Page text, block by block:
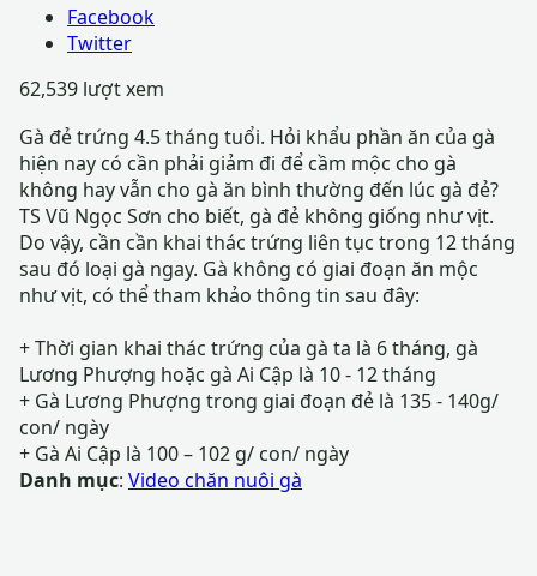
Facebook
Twitter
62,539 lượt xem
Gà đẻ trứng 4.5 tháng tuổi. Hỏi khẩu phần ăn của gà
hiện nay có cần phải giảm đi để cầm mộc cho gà
không hay vẫn cho gà ăn bình thường đến lúc gà đẻ?
TS Vũ Ngọc Sơn cho biết, gà đẻ không giống như vịt.
Do vậy, cần cần khai thác trứng liên tục trong 12 tháng
sau đó loại gà ngay. Gà không có giai đoạn ăn mộc
như vịt, có thể tham khảo thông tin sau đây:
+ Thời gian khai thác trứng của gà ta là 6 tháng, gà
Lương Phượng hoặc gà Ai Cập là 10 - 12 tháng
+ Gà Lương Phượng trong giai đoạn đẻ là 135 - 140g/
con/ ngày
+ Gà Ai Cập là 100 – 102 g/ con/ ngày
Danh mục: Video chăn nuôi gà